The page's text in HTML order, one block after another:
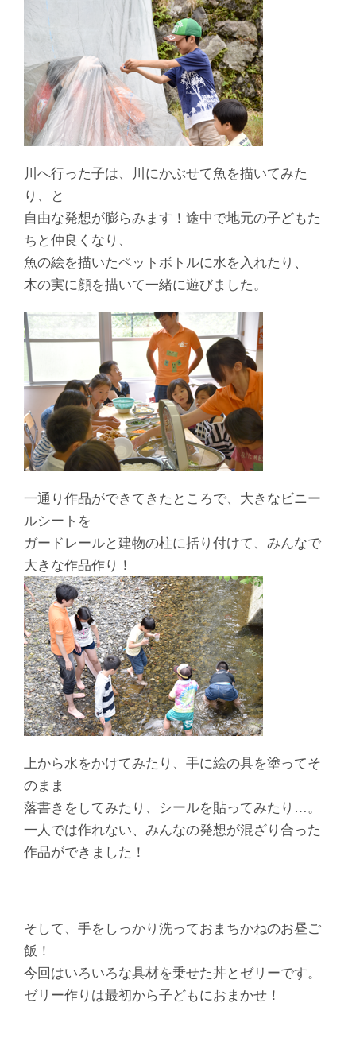
川へ行った子は、川にかぶせて魚を描いてみた
り、と
自由な発想が膨らみます！途中で地元の子どもた
ちと仲良くなり、
魚の絵を描いたペットボトルに水を入れたり、
木の実に顔を描いて一緒に遊びました。
一通り作品ができてきたところで、大きなビニー
ルシートを
ガードレールと建物の柱に括り付けて、みんなで
大きな作品作り！
上から水をかけてみたり、手に絵の具を塗ってそ
のまま
落書きをしてみたり、シールを貼ってみたり…。
一人では作れない、みんなの発想が混ざり合った
作品ができました！
そして、手をしっかり洗っておまちかねのお昼ご
飯！
今回はいろいろな具材を乗せた丼とゼリーです。
ゼリー作りは最初から子どもにおまかせ！